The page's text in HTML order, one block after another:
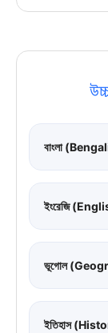
বাংলা
ইংরেজি
ভূগোল
ইতিহাস